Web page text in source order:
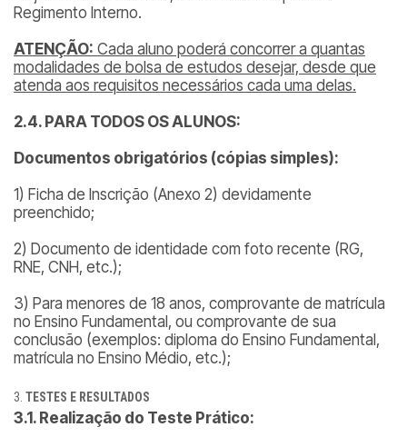
Regimento Interno.
ATENÇÃO: Cada aluno poderá concorrer a quantas
modalidades de bolsa de estudos desejar, desde que
atenda aos requisitos necessários cada uma delas.
2.4. PARA TODOS OS ALUNOS:
Documentos obrigatórios (cópias simples):
1) Ficha de Inscrição (Anexo 2) devidamente
preenchido;
2) Documento de identidade com foto recente (RG,
RNE, CNH, etc.);
3) Para menores de 18 anos, comprovante de matrícula
no Ensino Fundamental, ou comprovante de sua
conclusão (exemplos: diploma do Ensino Fundamental,
matrícula no Ensino Médio, etc.);
TESTES E RESULTADOS
3.1. Realização do Teste Prático: